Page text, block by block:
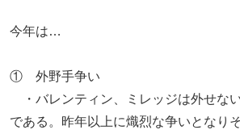
今年は…
① 外野手争い
・バレンティン、ミレッジは外せな
である。昨年以上に熾烈な争いとなり